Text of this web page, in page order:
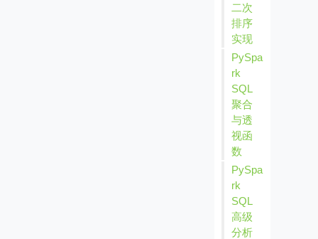
二次
排序
实现
PySpa
rk
SQL
聚合
与透
视函
数
PySpa
rk
SQL
高级
分析